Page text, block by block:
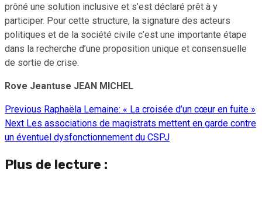
prôné une solution inclusive et s’est déclaré prêt à y
participer. Pour cette structure, la signature des acteurs
politiques et de la société civile c’est une importante étape
dans la recherche d’une proposition unique et consensuelle
de sortie de crise.
Rove Jeantuse JEAN MICHEL
Continue
Reading
Previous Raphaëla Lemaine: « La croisée d’un cœur en fuite »
Next Les associations de magistrats mettent en garde contre
un éventuel dysfonctionnement du CSPJ
Plus de lecture :